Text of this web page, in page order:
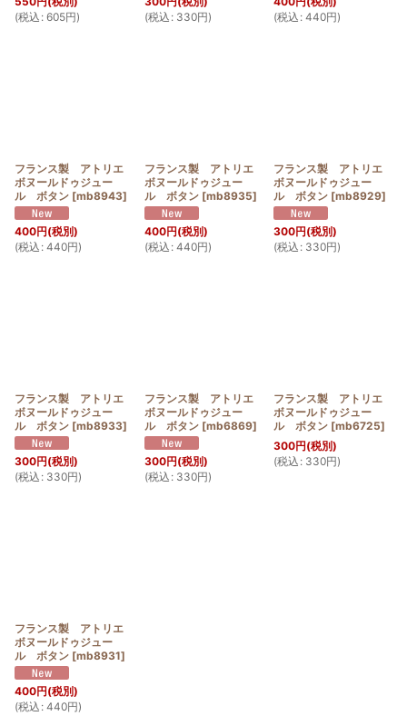
(税込 : 605円)
(税込 : 330円)
(税込 : 440円)
フランス製 アトリエ
ボヌールドゥジュー
ル ボタン [mb8943]
400円(税別)
(税込 : 440円)
フランス製 アトリエ
ボヌールドゥジュー
ル ボタン [mb8935]
400円(税別)
(税込 : 440円)
フランス製 アトリエ
ボヌールドゥジュー
ル ボタン [mb8929]
300円(税別)
(税込 : 330円)
フランス製 アトリエ
ボヌールドゥジュー
ル ボタン [mb8933]
300円(税別)
(税込 : 330円)
フランス製 アトリエ
ボヌールドゥジュー
ル ボタン [mb6869]
300円(税別)
(税込 : 330円)
フランス製 アトリエ
ボヌールドゥジュー
ル ボタン [mb6725]
300円(税別)
(税込 : 330円)
フランス製 アトリエ
ボヌールドゥジュー
ル ボタン [mb8931]
400円(税別)
(税込 : 440円)